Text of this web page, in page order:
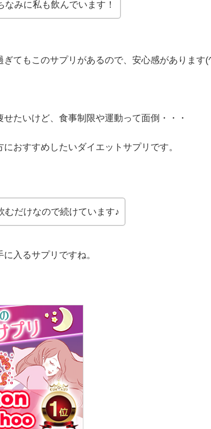
なみに私も飲んでいます！
ぎてもこのサプリがあるので、安心感があります
せたいけど、食事制限や運動って面倒・・・
におすすめしたいダイエットサプリです。
むだけなので続けています♪
入るサプリですね。